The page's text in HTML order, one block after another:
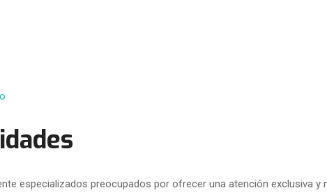
especializados preocupados por ofrecer una atención exclusiva y